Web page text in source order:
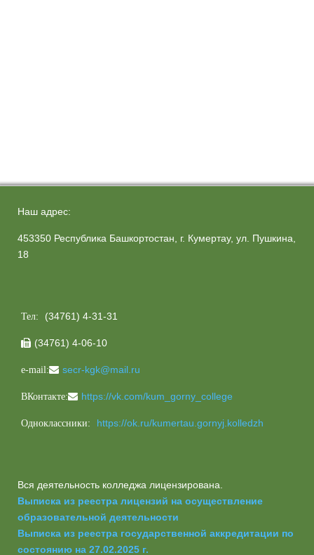
Наш адрес:
453350 Республика Башкортостан, г. Кумертау, ул. Пушкина,
18
Тел: (34761) 4-31-31
 (34761) 4-06-10
e-mail: secr-kgk@mail.ru
ВКонтакте: https://vk.com/kum_gorny_college
Одноклассники: https://ok.ru/kumertau.gornyj.kolledzh
Вся деятельность колледжа лицензирована.
Выписка из реестра лицензий на осуществление
образовательной деятельности
Выписка из реестра государственной аккредитации по
состоянию на 27.02.2025 г.